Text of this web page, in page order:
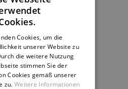
Besetzung
GERMAN
Cookies, um die
unserer Website zu
die weitere Nutzung
stimmen Sie der
Cookies gemäß unserer
zu. Weitere Informationen